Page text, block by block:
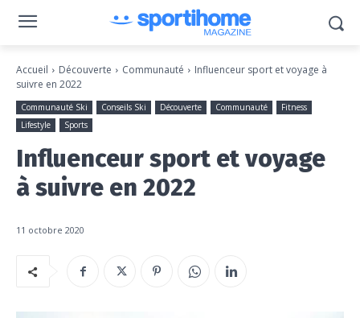
Accueil Découverte Communauté
Influenceur sport et voyage à
suivre en 2022
Communauté Ski Conseils Ski Découverte Communauté
Fitness
Lifestyle
Sports
Influenceur sport et voyage
à suivre en 2022
11 octobre 2020